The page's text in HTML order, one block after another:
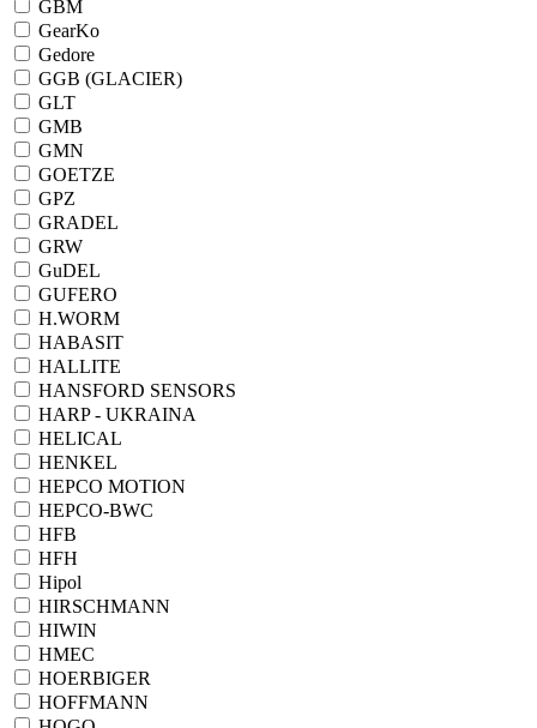
GBM
GearKo
Gedore
GGB (GLACIER)
GLT
GMB
GMN
GOETZE
GPZ
GRADEL
GRW
GuDEL
GUFERO
H.WORM
HABASIT
HALLITE
HANSFORD SENSORS
HARP - UKRAINA
HELICAL
HENKEL
HEPCO MOTION
HEPCO-BWC
HFB
HFH
Hipol
HIRSCHMANN
HIWIN
HMEC
HOERBIGER
HOFFMANN